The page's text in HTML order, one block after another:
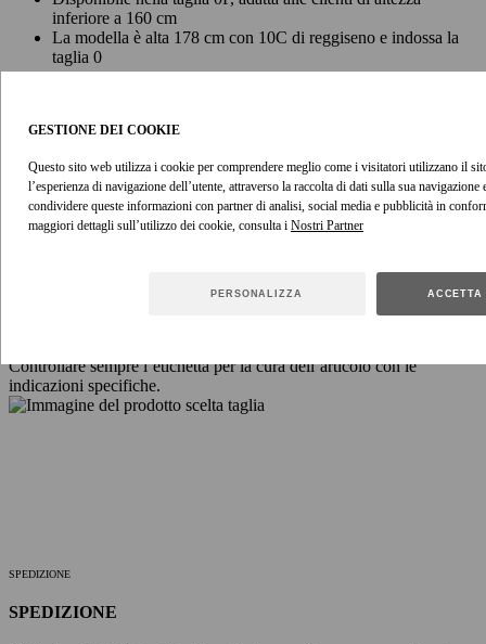
GESTIONE DEI COOKIE
Questo sito web utilizza i cookie per comprendere meglio come i visitatori utilizzano il
l’esperienza di navigazione dell’utente, attraverso la raccolta di dati sulla sua
condividere queste informazioni con partner di analisi, social media e pubblicità in
maggiori dettagli sull’utilizzo dei cookie, consulta i
PERSONALIZZA
inferiore a 160 cm
La modella è alta 178 cm con 10C di reggiseno e indossa la
taglia 0
Lunghezza 113 124 124
ISTRUZIONI PER LA MANUTENZIONE
Composizione principale: 71% poliestere, 29% fibra metallizzata;
Rimuovere le finiture prima del
Coprire per proteggere le finiture;
Stirare a bassa
Controllare sempre l’etichetta per la cura dell’articolo con le
indicazioni specifiche.
SPEDIZIONE
SPEDIZIONE